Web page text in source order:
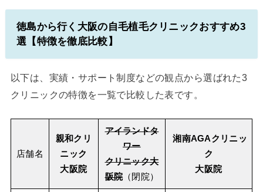
徳島から行く大阪の自毛植毛クリニックおすすめ3
選【特徴を徹底比較】
以下は、実績・サポート制度などの観点から選ばれた3
クリニックの特徴を一覧で比較した表です。
店舗名
親和クリ
ニック
大阪院
アイランドタ
ワー
クリニック大
阪院（閉院）
湘南AGAクリニッ
ク
大阪院